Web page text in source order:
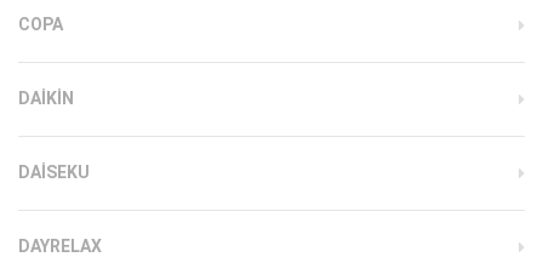
COPA
DAIKIN
DAISEKU
DAYRELAX